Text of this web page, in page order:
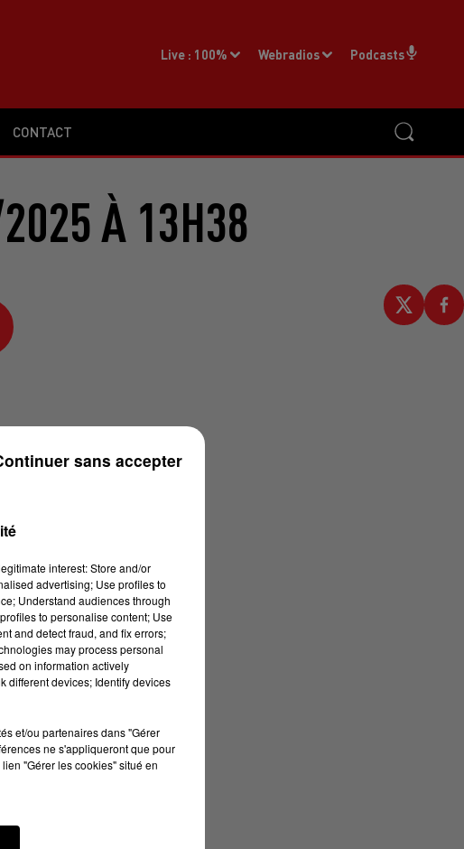
CONTACT
Live : 100% Webradios Podcasts
À 13H38
interest: Store and/or
advertising; Use profiles to
Understand audiences through
to personalise content; Use
and detect fraud, and fix errors;
may process personal
on information actively
different devices; Identify devices
et/ou partenaires dans "Gérer
ne s'appliqueront que pour
"Gérer les cookies" situé en
sans accepter